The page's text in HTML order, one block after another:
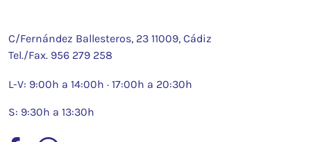
C/Fernández Ballesteros, 23 11009, Cádiz
Tel./Fax. 956 279 258
L-V: 9:00h a 14:00h · 17:00h a 20:30h
S: 9:30h a 13:30h